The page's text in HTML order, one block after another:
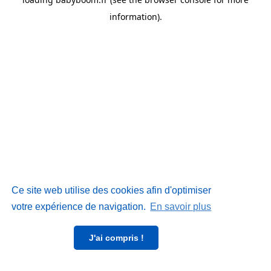
Ce site web utilise des cookies afin d'optimiser
votre expérience de navigation. En savoir plus
J'ai compris !
information).